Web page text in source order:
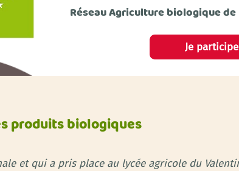
Réseau Agriculture biologique
Je participe
produits biologiques
et qui a pris place au lycée agricole du